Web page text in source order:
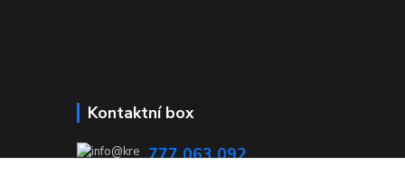
Kontaktní box
777 063 092